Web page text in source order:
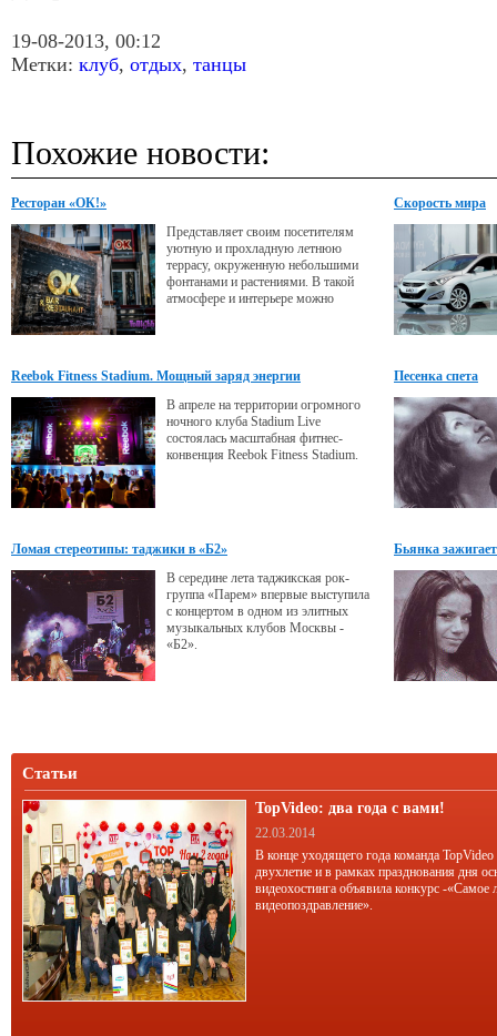
19-08-2013, 00:12
Метки: клуб, отдых, танцы
Похожие новости:
Ресторан «ОК!»
Представляет своим посетителям
уютную и прохладную летнюю
террасу, окруженную небольшими
фонтанами и растениями. В такой
атмосфере и интерьере можно
Скорость мира
Reebok Fitness Stadium. Мощный заряд энергии
В апреле на территории огромного
ночного клуба Stadium Live
состоялась масштабная фитнес-
конвенция Reebok Fitness Stadium.
Песенка спета
Ломая стереотипы: таджики в «Б2»
В середине лета таджикская рок-
группа «Парем» впервые выступила
с концертом в одном из элитных
музыкальных клубов Москвы -
«Б2».
Бьянка
Статьи
TopVideo: два года с вами!
22.03.2014
В конце уходящего года команда TopVideo
двухлетие и в рамках празднования дня
видеохостинга объявила конкурс -«Самое
видеопоздравление».